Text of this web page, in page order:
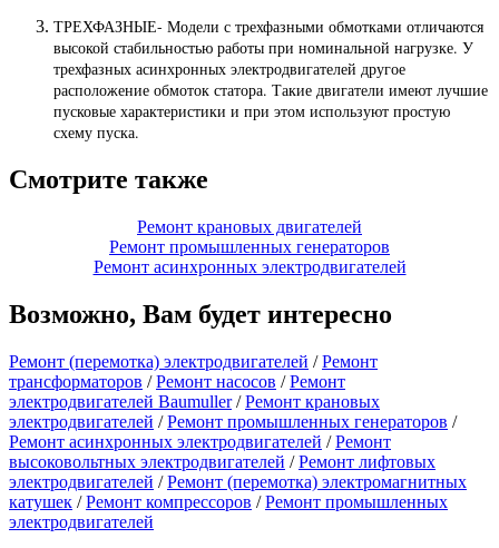
ТРЕХФАЗНЫЕ- Модели с трехфазными обмотками отличаются
высокой стабильностью работы при номинальной нагрузке. У
трехфазных асинхронных электродвигателей другое
расположение обмоток статора. Такие двигатели имеют лучшие
пусковые характеристики и при этом используют простую
схему пуска.
Смотрите также
Ремонт крановых двигателей
Ремонт промышленных генераторов
Ремонт асинхронных электродвигателей
Возможно, Вам будет интересно
Ремонт (перемотка) электродвигателей /Ремонт
трансформаторов /Ремонт насосов /Ремонт
электродвигателей Baumuller /Ремонт крановых
электродвигателей /Ремонт промышленных генераторов /
Ремонт асинхронных электродвигателей /Ремонт
высоковольтных электродвигателей /Ремонт лифтовых
электродвигателей /Ремонт (перемотка) электромагнитных
катушек /Ремонт компрессоров /Ремонт промышленных
электродвигателей